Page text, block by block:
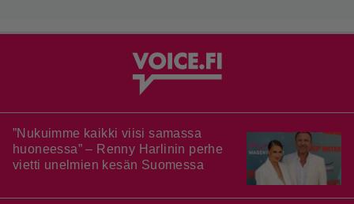
”Nukuimme kaikki viisi samassa
huoneessa” – Renny Harlinin perhe
vietti unelmien kesän Suomessa